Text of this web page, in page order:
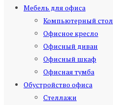
Мебель для офиса
Компьютерный стол
Офисное кресло
Офисный диван
Офисный шкаф
Офисная тумба
Обустройство офиса
Стеллажи